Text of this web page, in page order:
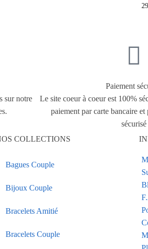
sur notre
Paiement
Le site coeur à coeur est 100%
paiement par carte bancaire
sécurisé
COLLECTIONS
Bagues Couple
Bijoux Couple
Bracelets Amitié
Bracelets Couple